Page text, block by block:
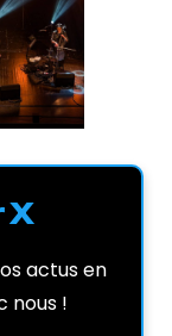
X
actus en
nous !